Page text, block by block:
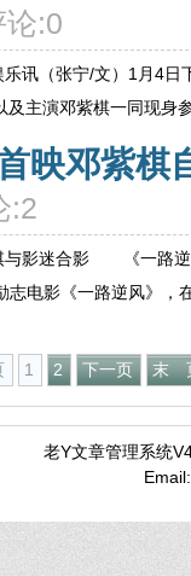
:0
（张宁/文）1月4日
主演邓紫棋一同现身
映邓紫棋
:2
影迷合影 《一路
电影《一路逆风》，
1 2 下一页 末
老Y文章管理系统